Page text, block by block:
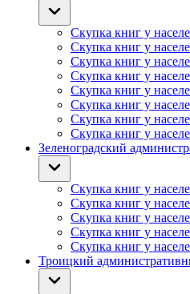
Скупка книг у
Скупка книг у
Скупка книг у
Скупка книг у
Скупка книг у
Скупка книг у
Скупка книг у
Скупка книг у
Зеленоградский
Скупка книг у
Скупка книг у
Скупка книг у
Скупка книг у
Скупка книг у
Троицкий